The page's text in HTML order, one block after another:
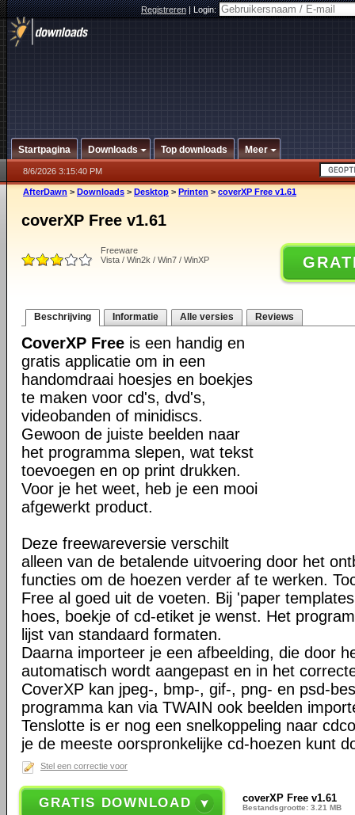
Registreren|Login:
Startpagina Downloads Top downloads Meer
8/6/2026 3:15:40 PM
AfterDawn > Downloads > Desktop > Printen > coverXP Free v1.61
coverXP Free v1.61
Freeware
Vista / Win2k / Win7 / WinXP
Beschrijving Informatie Alle versies Reviews
CoverXP Free is een handig en
gratis applicatie om in een
handomdraai hoesjes en boekjes
te maken voor cd's, dvd's,
videobanden of minidiscs.
Gewoon de juiste beelden naar
het programma slepen, wat tekst
toevoegen en op print drukken.
Voor je het weet, heb je een mooi
afgewerkt product.
Deze freewareversie verschilt
alleen van de betalende uitvoering door het
functies om de hoezen verder af te werken.
Free al goed uit de voeten. Bij 'paper
hoes, boekje of cd-etiket je wenst. Het
lijst van standaard formaten.
Daarna importeer je een afbeelding, die door
automatisch wordt aangepast en in het
CoverXP kan jpeg-, bmp-, gif-, png- en psd-
programma kan via TWAIN ook beelden
Tenslotte is er nog een snelkoppeling naar
je de meeste oorspronkelijke cd-hoezen kunt
Stel een correctie voor
GRATIS DOWNLOAD coverXP Free v1.61
Bestandsgrootte: 3.21 MB